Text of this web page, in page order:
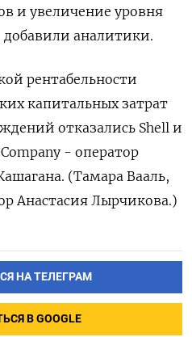
и увеличение уровня
добавили аналитики.
рентабельности
капитальных затрат
отказались Shell и
- оператор
(Тамара Вааль,
Анастасия Лырчикова.)
НА ТЕЛЕГРАМ
В GOOGLE